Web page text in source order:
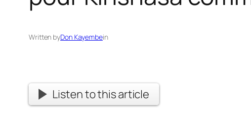
Written byDon Kayembein
Listen to this article